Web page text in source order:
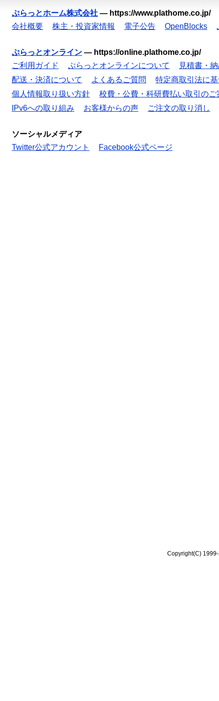
ぷらっとホーム株式会社 — https://www.plathome.co.jp/
会社概要
株主・投資家情報 電子公告 OpenBlocks
ぷらっとオンライン — https://online.plathome.co.jp/
ご利用ガイド
ぷらっとオンラインについて
見積書・
配送・決済について
よくあるご質問
特定商取引法に
個人情報取り扱い方針
校費・公費・科研費払い取引のご
IPv6への取り組み
お客様からの声 ご注文の取り消し
ソーシャルメディア
Twitter公式アカウント
Facebook公式ページ
Copyright(C)